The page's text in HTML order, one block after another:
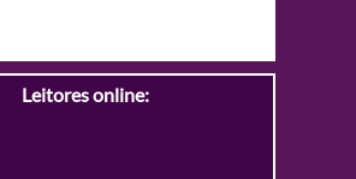
Leitores online: